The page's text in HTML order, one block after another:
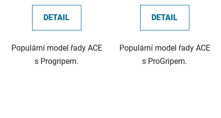
DETAIL
Populární model řady ACE
s Progripem.
DETAIL
Populární model řady ACE
s ProGripem.